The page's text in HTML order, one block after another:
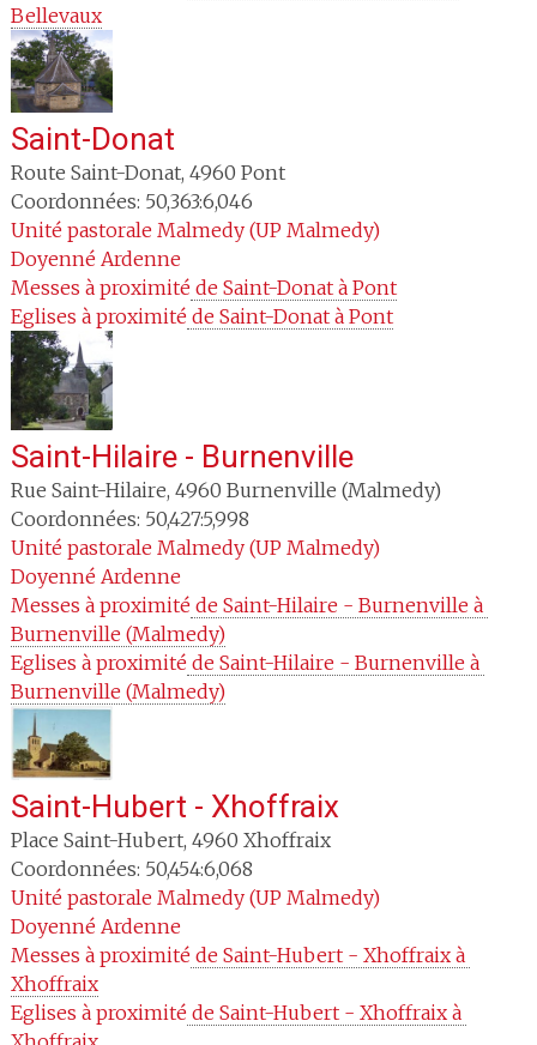
Bellevaux
Saint-Donat
Route Saint-Donat, 4960 Pont
Coordonnées: 50,363:6,046
Unité pastorale Malmedy (UP Malmedy)
Doyenné Ardenne
Messes à proximité de Saint-Donat à Pont
Eglises à proximité de Saint-Donat à Pont
Saint-Hilaire - Burnenville
Rue Saint-Hilaire, 4960 Burnenville (Malmedy)
Coordonnées: 50,427:5,998
Unité pastorale Malmedy (UP Malmedy)
Doyenné Ardenne
Messes à proximité de Saint-Hilaire - Burnenville à
Burnenville (Malmedy)
Eglises à proximité de Saint-Hilaire - Burnenville à
Burnenville (Malmedy)
Saint-Hubert - Xhoffraix
Place Saint-Hubert, 4960 Xhoffraix
Coordonnées: 50,454:6,068
Unité pastorale Malmedy (UP Malmedy)
Doyenné Ardenne
Messes à proximité de Saint-Hubert - Xhoffraix à
Xhoffraix
Eglises à proximité de Saint-Hubert - Xhoffraix à